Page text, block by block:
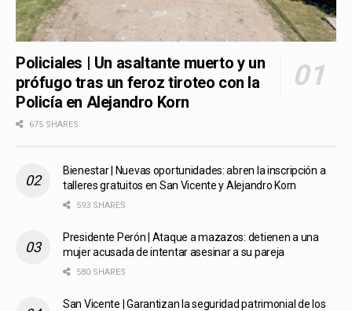
Policiales | Un asaltante muerto y un
prófugo tras un feroz tiroteo con la
Policía en Alejandro Korn
675 SHARES
Bienestar | Nuevas oportunidades: abren la inscripción a
talleres gratuitos en San Vicente y Alejandro Korn
593 SHARES
Presidente Perón | Ataque a mazazos: detienen a una
mujer acusada de intentar asesinar a su pareja
580 SHARES
San Vicente | Garantizan la seguridad patrimonial de los